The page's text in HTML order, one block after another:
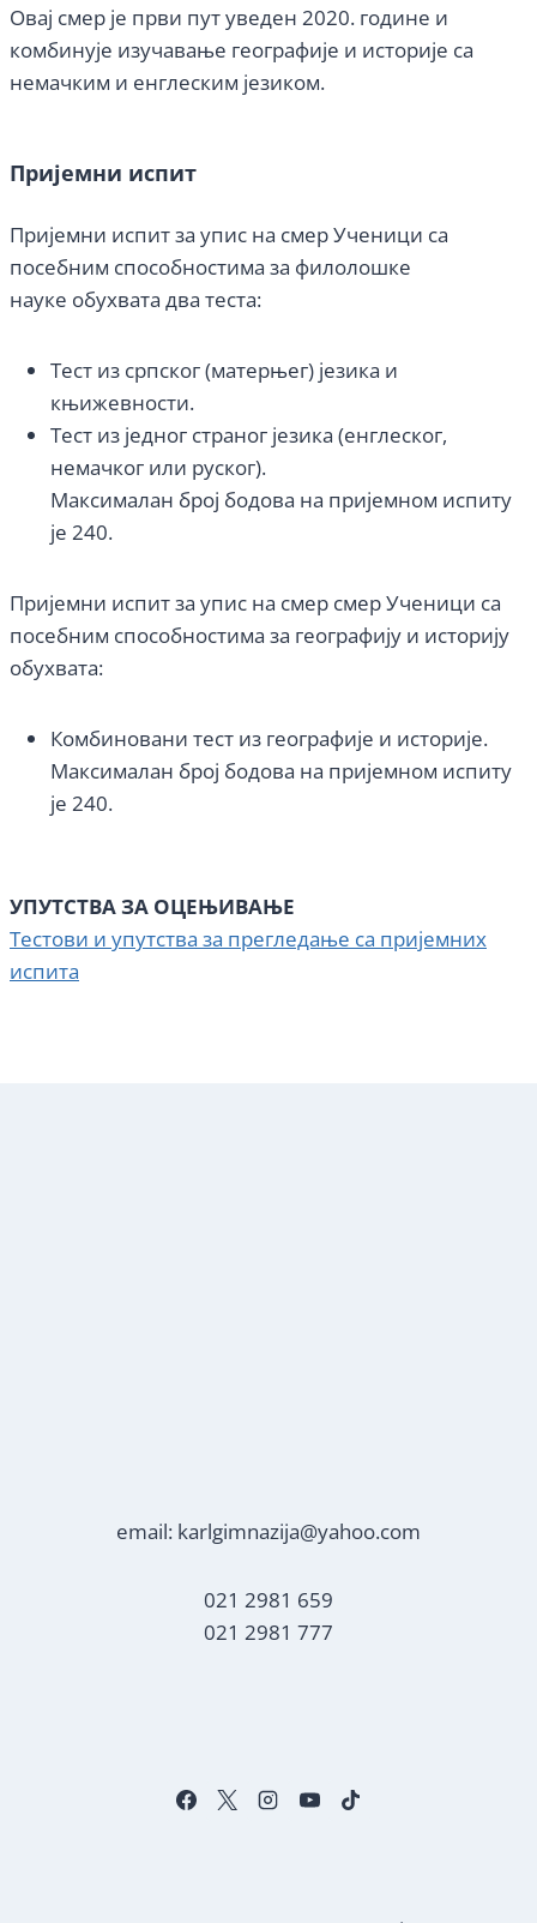
Овај смер је први пут уведен 2020. године и
комбинује изучавање географије и историје са
немачким и енглеским језиком.
Пријемни испит
Пријемни испит за упис на смер Ученици са
посебним способностима за филолошке
науке обухвата два теста:
Тест из српског (матерњег) језика и
књижевности.
Тест из једног страног језика (енглеског,
немачког или руског).
Максималан број бодова на пријемном испиту
је 240.
Пријемни испит за упис на смер смер Ученици са
посебним способностима за географију и историју
обухвата:
Комбиновани тест из географије и историје.
Максималан број бодова на пријемном испиту
је 240.
УПУТСТВА ЗА ОЦЕЊИВАЊЕ
Тестови и упутства за прегледање са пријемних
испита
email: karlgimnazija@yahoo.com
021 2981 659
021 2981 777